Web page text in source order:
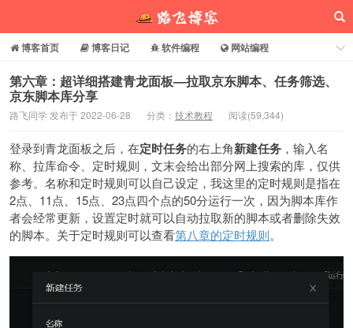
博客首页 博客日记 软件编程
网站编程
电脑常识
分享乐园 博客介绍
第六章：超详细搭建青龙面板—拉取京东脚本、任务筛选、
京东脚本库分享
路飞同学 发布于 2022-06-28 分类： 技术教程 阅读(59,344)
登录到青龙面板之后，在定时任务的右上角新建任务 ，输入名
称、拉库命令、定时规则，文末会给出部分网上搜索的库，仅供
参考。名称和定时规则可以自己设定，我这里的定时规则是指在
2点、11点、15点、23点四个点的50分运行一次，因为脚本库作
者会经常更新，设置定时就可以自动拉取新的脚本或者删除失效
的脚本。关于定时规则可以查看第八章的定时规则。